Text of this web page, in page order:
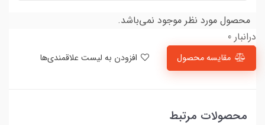
محصول مورد نظر موجود نمی‌باشد.
درانبار 0
مقایسه محصول
محصولات مرتبط